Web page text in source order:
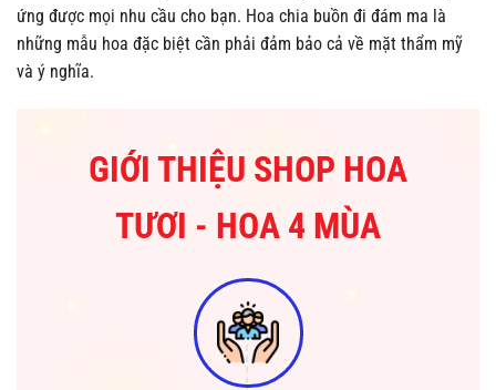
ứng được mọi nhu cầu cho bạn. Hoa chia buồn đi đám ma là
những mẫu hoa đặc biệt cần phải đảm bảo cả về mặt thẩm mỹ
và ý nghĩa.
GIỚI THIỆU SHOP HOA
TƯƠI - HOA 4 MÙA